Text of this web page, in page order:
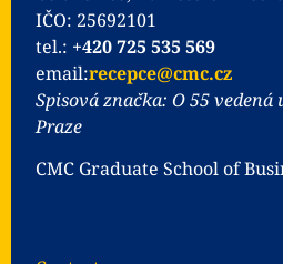
IČO: 25692101
tel.: +420 725 535 569
email:recepce@cmc.cz
Spisová značka: O 55 vedená
Praze
CMC Graduate School of